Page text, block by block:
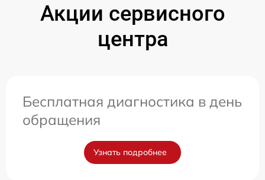
Акции сервисного
центра
Бесплатная диагностика в день
обращения
Узнать подробнее